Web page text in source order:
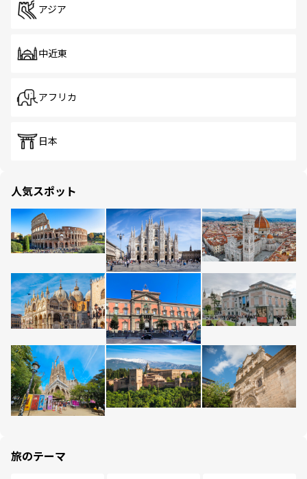
アジア
中近東
アフリカ
日本
人気スポット
旅のテーマ